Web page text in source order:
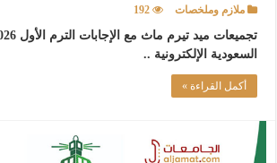
ملازم وملخصات 192
السعودية الإلكترونية ..
أكمل القراءة »